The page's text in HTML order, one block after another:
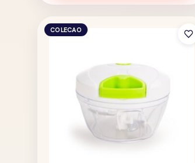
COLECAO